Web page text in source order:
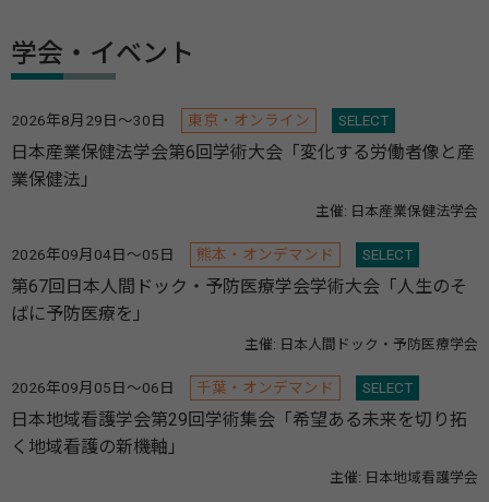
学会・イベント
2026年8月29日～30日 東京・オンライン SELECT
日本産業保健法学会第6回学術大会「変化する労働者像と産
業保健法」
主催: 日本産業保健法学会
2026年09月04日～05日 熊本・オンデマンド SELECT
第67回日本人間ドック・予防医療学会学術大会「人生のそ
ばに予防医療を」
主催: 日本人間ドック・予防医療学会
2026年09月05日～06日 千葉・オンデマンド SELECT
日本地域看護学会第29回学術集会「希望ある未来を切り拓
く地域看護の新機軸」
主催: 日本地域看護学会